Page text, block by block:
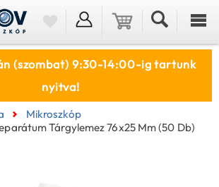
(szombat) 9:30-14:00-ig tartunk
nyitva!
Mikroszkóp
Tárgylemez 76x25 Mm (50 Db)